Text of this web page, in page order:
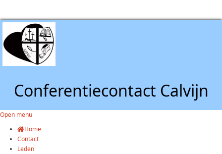
Conferentiecontact Calvijn
Open menu
Home
Contact
Leden